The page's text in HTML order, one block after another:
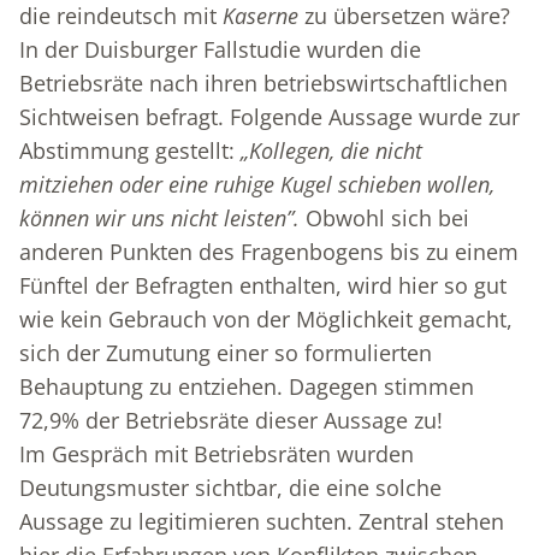
die reindeutsch mit Kaserne zu übersetzen wäre?
In der Duisburger Fallstudie wurden die
Betriebsräte nach ihren betriebswirtschaftlichen
Sichtweisen befragt. Folgende Aussage wurde zur
Abstimmung gestellt: „Kollegen, die nicht
mitziehen oder eine ruhige Kugel schieben wollen,
können wir uns nicht leisten”. Obwohl sich bei
anderen Punkten des Fragenbogens bis zu einem
Fünftel der Befragten enthalten, wird hier so gut
wie kein Gebrauch von der Möglichkeit gemacht,
sich der Zumutung einer so formulierten
Behauptung zu entziehen. Dagegen stimmen
72,9% der Betriebsräte dieser Aussage zu!
Im Gespräch mit Betriebsräten wurden
Deutungsmuster sichtbar, die eine solche
Aussage zu legitimieren suchten. Zentral stehen